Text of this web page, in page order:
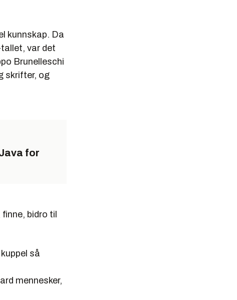
kunnskap. Da
var det
Brunelleschi
skrifter, og
for
bidro til
så
mennesker,